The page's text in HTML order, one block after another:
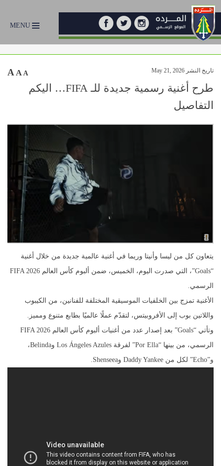
MENU
تاريخ النشر May 21, 2026 A A A
طرح أغنية رسمية جديدة للـ FIFA… اليكم
التفاصيل
يتعاون كل من ليسا وأنيتا وريما في أغنية عالمية جديدة من خلال أغنية
“Goals”، التي صدرت اليوم، الخميس، ضمن ألبوم كأس العالم FIFA 2026
الرسمي.
الأغنية تمزج بين الخلفيات الموسيقية المختلفة للفنانين، من الكيبوب
واللاتين بوب إلى الأفروبيتس، لتقدّم عملًا عالميًا بطابع متنوع ومميز.
وتأتي “Goals” بعد إصدار عدد من أغنيات ألبوم كأس العالم FIFA 2026
الرسمي، من بينها “Por Ella” لفرقة Los Ángeles Azules وBelinda،
و”Echo” لكل من Daddy Yankee وShenseea.